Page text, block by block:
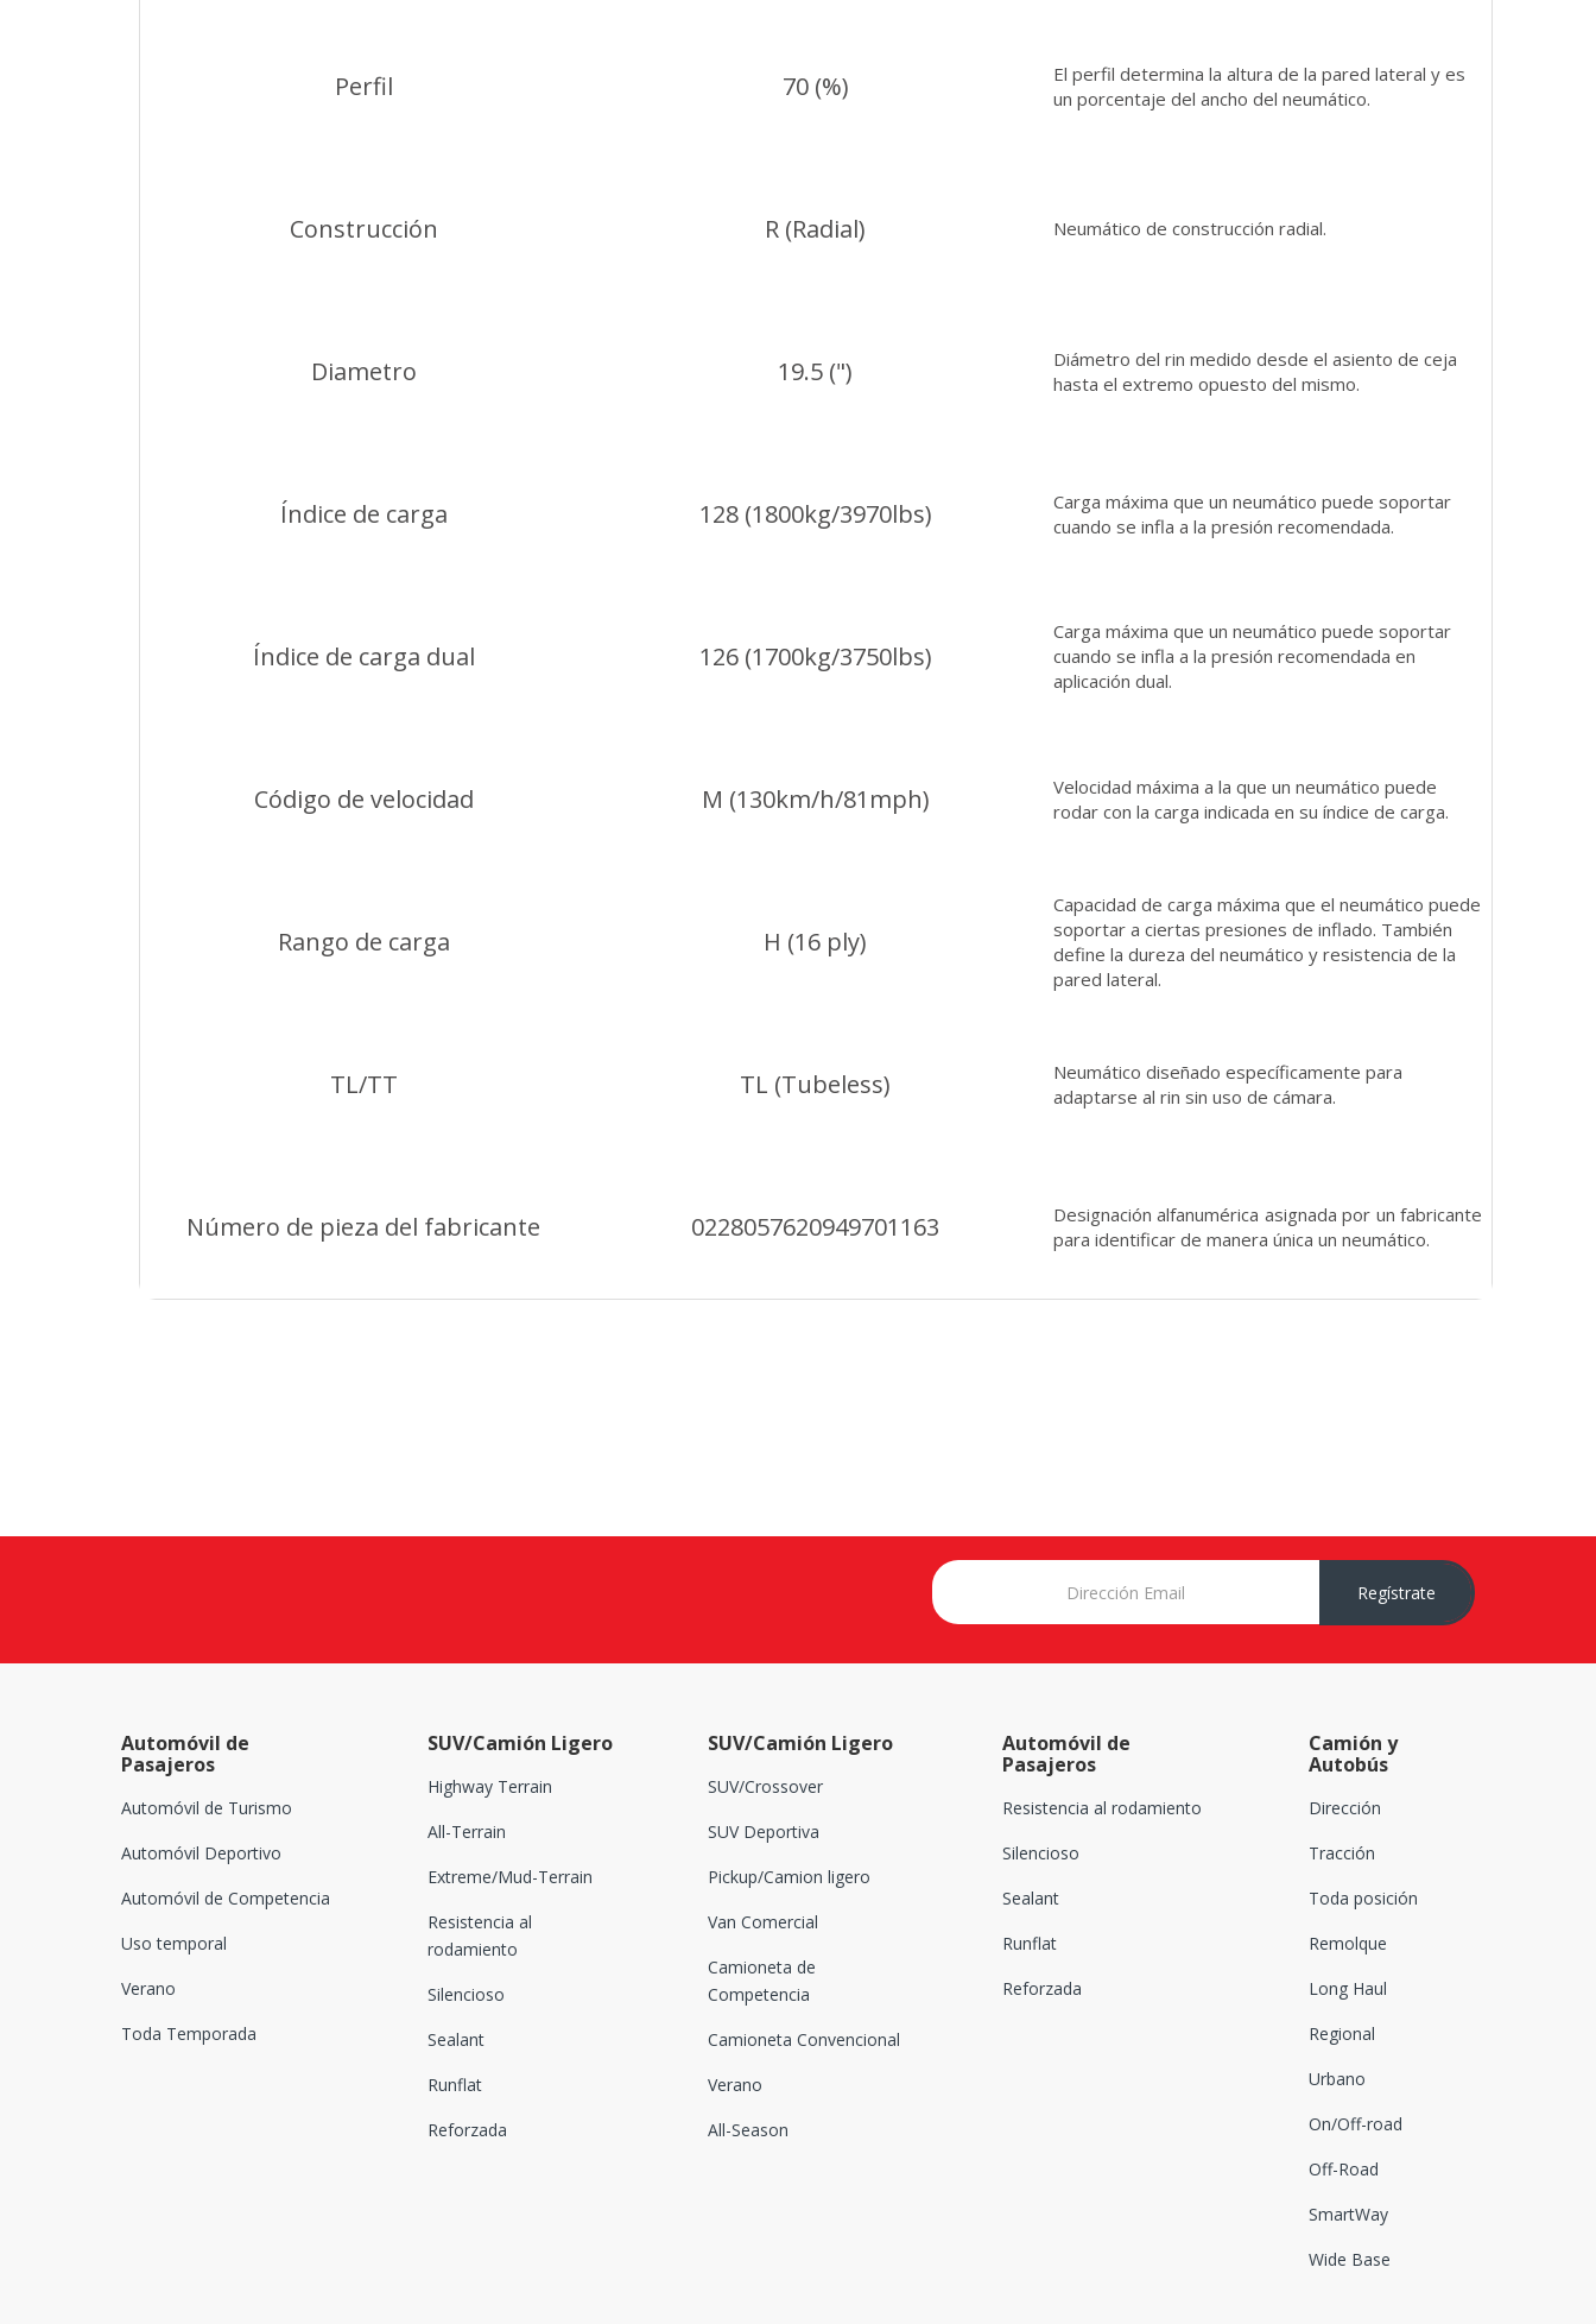
Perfil 70 (%)
El perfil determina la altura de la pared lateral y es
un porcentaje del ancho del neumático.
Construcción R (Radial) Neumático de construcción radial.
Diametro 19.5 (")
Diámetro del rin medido desde el asiento de ceja
hasta el extremo opuesto del mismo.
Índice de carga 128 (1800kg/3970lbs)
Carga máxima que un neumático puede soportar
cuando se infla a la presión recomendada.
Índice de carga dual 126 (1700kg/3750lbs)
Carga máxima que un neumático puede soportar
cuando se infla a la presión recomendada en
aplicación dual.
Código de velocidad M (130km/h/81mph)
Velocidad máxima a la que un neumático puede
rodar con la carga indicada en su índice de carga.
Rango de carga H (16 ply)
Capacidad de carga máxima que el neumático puede
soportar a ciertas presiones de inflado. También
define la dureza del neumático y resistencia de la
pared lateral.
TL/TT TL (Tubeless)
Neumático diseñado específicamente para
adaptarse al rin sin uso de cámara.
Número de pieza del fabricante 0228057620949701163
Designación alfanumérica asignada por un fabricante
para identificar de manera única un neumático.
Regístrate
Automóvil de
Pasajeros
Automóvil de Turismo
Automóvil Deportivo
Automóvil de Competencia
Uso temporal
Verano
Toda Temporada
SUV/Camión Ligero
Highway Terrain
All-Terrain
Extreme/Mud-Terrain
Resistencia al
rodamiento
Silencioso
Sealant
Runflat
Reforzada
SUV/Camión Ligero
SUV/Crossover
SUV Deportiva
Pickup/Camion ligero
Van Comercial
Camioneta de
Competencia
Camioneta Convencional
Verano
All-Season
Automóvil de
Pasajeros
Resistencia al rodamiento
Silencioso
Sealant
Runflat
Reforzada
Camión y
Autobús
Dirección
Tracción
Toda posición
Remolque
Long Haul
Regional
Urbano
On/Off-road
Off-Road
SmartWay
Wide Base